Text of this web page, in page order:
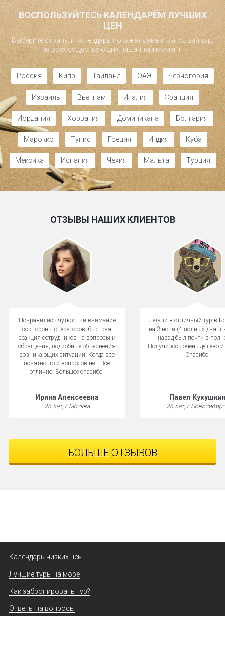
ВОСПОЛЬЗУЙТЕСЬ КАЛЕНДАРЁМ ЛУЧШИХ
ЦЕН
Выберите страну, и календарь покажет самый выгодный тур,
из всех существующих на данный момент.
Россия Кипр Таиланд ОАЭ Черногория
Израиль Вьетнам Италия Франция
Иордания Хорватия Доминикана Болгария
Марокко Тунис Греция Индия Куба
Мексика Испания Чехия Мальта Турция
ОТЗЫВЫ НАШИХ КЛИЕНТОВ
Понравились чуткость и внимание
со стороны операторов, быстрая
реакция сотрудников на вопросы и
обращения, подробные объяснения
возникающих ситуаций. Когда все
понятно, то и вопросов нет. Все
отлично. Большое спасибо!
Ирина Алексеевна
26 лет, г.Москва
Летали в отличный тур в
на 3 ночи (4 полных дня,
назад был почти в
Получилось очень дешево
Спасибо.
Павел
26 лет,
БОЛЬШЕ ОТЗЫВОВ
Календарь низких цен
Лучшие туры на море
Как забронировать тур?
Ответы на вопросы